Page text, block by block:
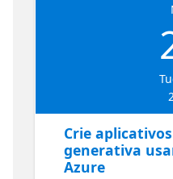
Crie
generativa
Azure